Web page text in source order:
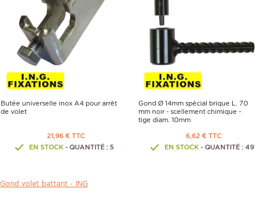
Butée universelle inox A4 pour arrêt
de volet
21,96 € TTC
EN STOCK- QUANTITÉ : 5
Gond Ø 14mm spécial brique L. 70
mm noir - scellement chimique -
tige diam. 10mm
6,62 € TTC
EN STOCK- QUANTITÉ : 49
Gond volet battant - ING